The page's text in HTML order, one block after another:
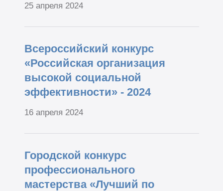
25 апреля 2024
Всероссийский конкурс
«Российская организация
высокой социальной
эффективности» - 2024
16 апреля 2024
Городской конкурс
профессионального
мастерства «Лучший по